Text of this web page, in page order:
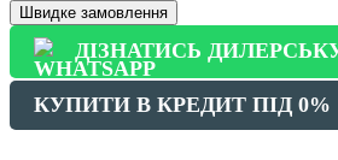
Швидке замовлення
ДІЗНАТИСЬ
КУПИТИ В КРЕДИТ ПІД 0%